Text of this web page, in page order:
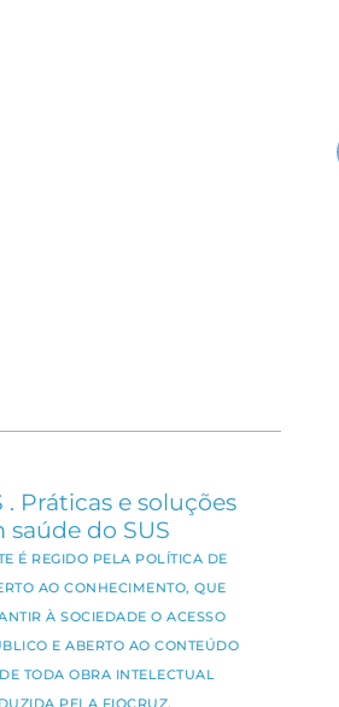
. Práticas e soluções
saúde do SUS
É REGIDO PELA POLÍTICA DE
AO CONHECIMENTO, QUE
À SOCIEDADE O ACESSO
E ABERTO AO CONTEÚDO
TODA OBRA INTELECTUAL
PELA FIOCRUZ.